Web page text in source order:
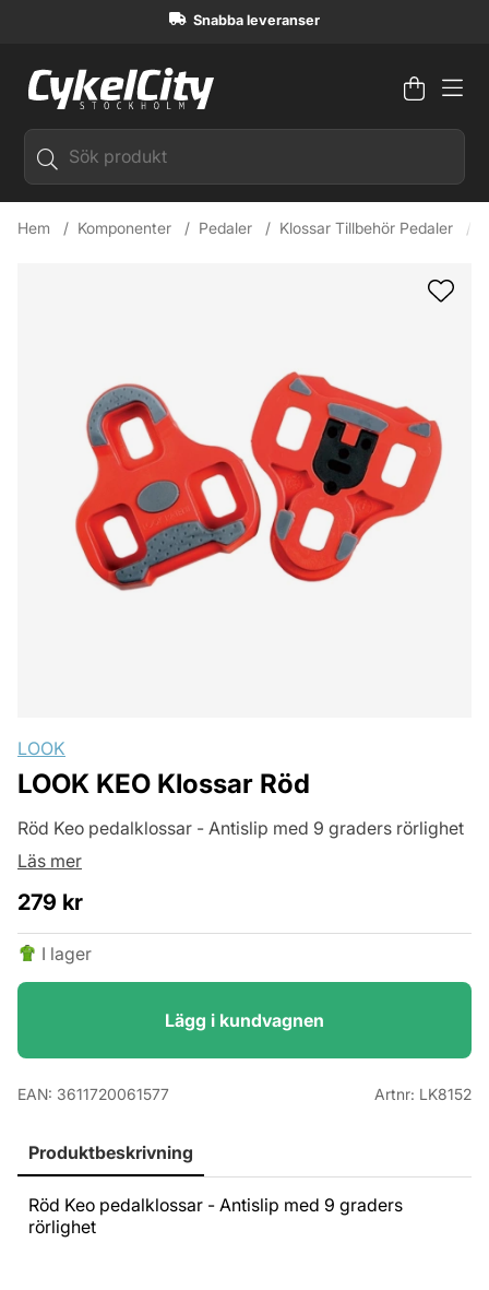
Snabba leveranser
Antal i
.
Hem Komponenter Pedaler Klossar Tillbehör Pedaler
LOOK
LOOK KEO Klossar Röd
Röd Keo pedalklossar - Antislip med 9 graders rörlighet
Läs mer
279 kr
I lager
Lägg i kundvagnen
EAN: 3611720061577 Artnr: LK8152
Produktbeskrivning
Röd Keo pedalklossar - Antislip med 9 graders
rörlighet